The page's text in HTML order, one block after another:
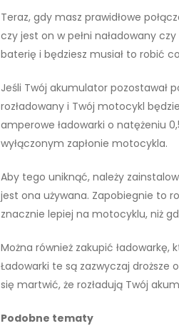
Teraz, gdy masz prawidłowe
czy jest on w pełni naładowany
baterię i będziesz musiał to robić
Jeśli Twój akumulator pozostawał
rozładowany i Twój motocykl
amperowe ładowarki o natężeniu
wyłączonym zapłonie motocykla.
Aby tego uniknąć, należy
jest ona używana. Zapobiegnie to
znacznie lepiej na motocyklu, niż
Można również zakupić ładowarkę,
Ładowarki te są zazwyczaj droższe
się martwić, że rozładują Twój
Podobne tematy